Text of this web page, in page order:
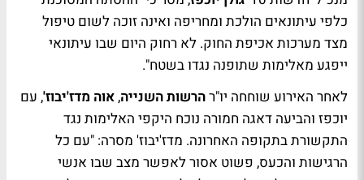
כלפי עיתונאים הולכת ומחריפה ואינה זוכה לשום טיפול
מצד מערכות אכיפת החוק. לא רחוק היום שבו עיתונאי
ייפגע מאלימות שתופנה נגדו בשטח".
לאחר האירוע שוחחה יו"רהרשות השנייה,אוה מדז'יבוז', עם
יוכפז והביעה דאגה חמורה נוכח היקפי האלימות נגד
התקשורת בתקופה האחרונה. מדז'יבוז' מסרה: "עם כל
הרגישות והכעס, פשוט אסור לאפשר מצב שבו אנשי